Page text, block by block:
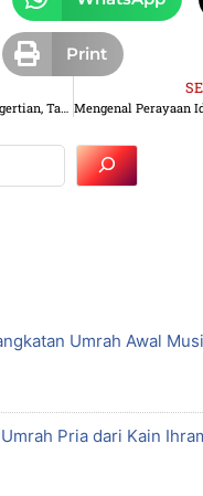
Print
Apa Itu Wukuf Haji? Pengertian, Tata Cara, hingga Jadwal 2025
Umrah Awal
Pria dari Kain